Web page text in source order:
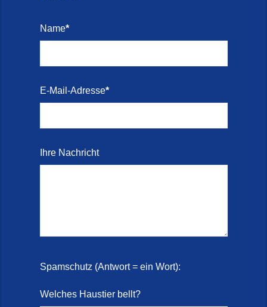
Name*
E-Mail-Adresse*
Ihre Nachricht
Spamschutz (Antwort = ein Wort):
Welches Haustier bellt?